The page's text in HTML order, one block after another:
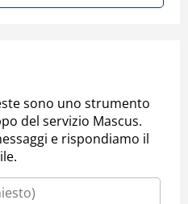
sono uno strumento
del servizio Mascus.
e rispondiamo il